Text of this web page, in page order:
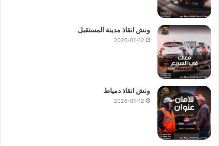
ونش انقاذ مدينة المستقبل
2026-01-12
ونش انقاذ دمياط
2026-01-12